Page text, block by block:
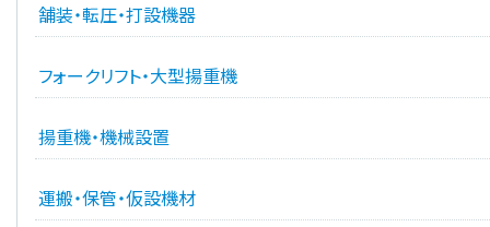
舗装・転圧・打設機器
フォークリフト・大型揚重機
揚重機・機械設置
運搬・保管・仮設機材